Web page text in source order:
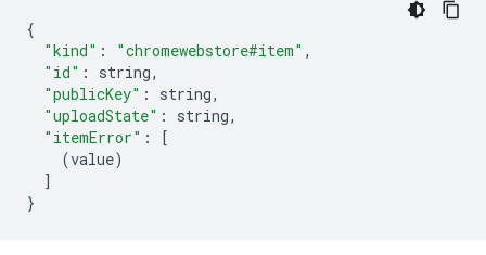
{
"kind" : "chromewebstore#item" ,
"id" : string,
"publicKey" : string,
"uploadState" : string,
"itemError" :
[
(value)
]
}